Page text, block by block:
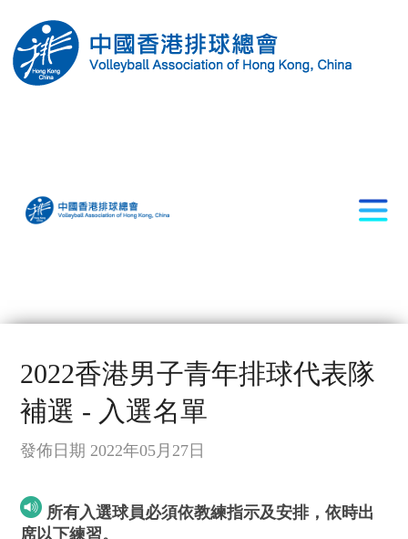
2022香港男子青年排球代表隊
補選 - 入選名單
發佈日期 2022年05月27日
所有入選球員必須依教練指示及安排，依時出
席以下練習。